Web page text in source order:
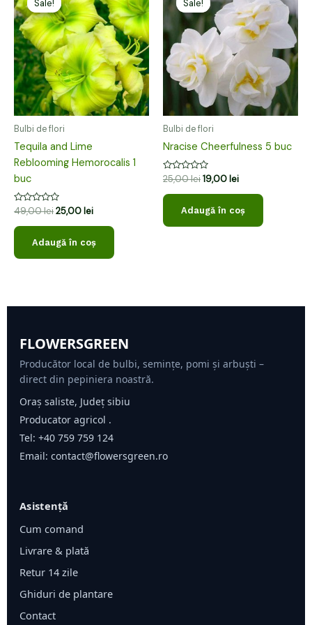
Sale!
Sale!
Bulbi de flori
Tequila and Lime
Reblooming Hemorocalis 1
buc
Evaluat
0
49,00lei
a
fost:
49,00 lei.
25,00lei
este:
25,00 lei.
Adaugă în coș
Sale!
Sale!
Bulbi de flori
Nracise Cheerfulness 5 buc
Evaluat
0
25,00lei
a
fost:
25,00 lei.
19,00lei
este:
19,00 lei.
Adaugă în coș
FLOWERSGREEN
Producător local de bulbi, semințe, pomi și arbuști –
direct din pepiniera noastră.
Oraș saliste, Județ sibiu
Producator agricol .
Tel: +40 759 759 124
Email: contact@flowersgreen.ro
Asistență
Cum comand
Livrare & plată
Retur 14 zile
Ghiduri de plantare
Contact